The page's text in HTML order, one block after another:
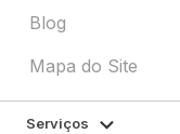
Blog
Mapa do Site
Serviços